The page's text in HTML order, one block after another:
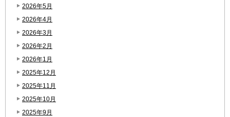
2026年5月
2026年4月
2026年3月
2026年2月
2026年1月
2025年12月
2025年11月
2025年10月
2025年9月